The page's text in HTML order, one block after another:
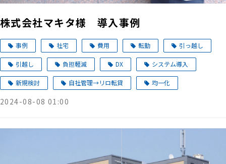
株式会社マキタ様 導入事例
事例 社宅 費用 転勤 引っ越し
引越し 負担軽減 DX システム導入
新規検討 自社管理→リロ転貸 均一化
2024-08-08 01:00